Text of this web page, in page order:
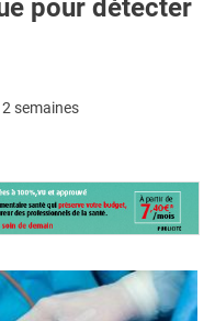
pour détecter
semaines